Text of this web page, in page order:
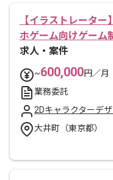
【イラストレーター
ホゲーム向けゲーム
求人・案件
~600,000円／月
業務委託
2Dキャラクターデ
大井町（東京都）